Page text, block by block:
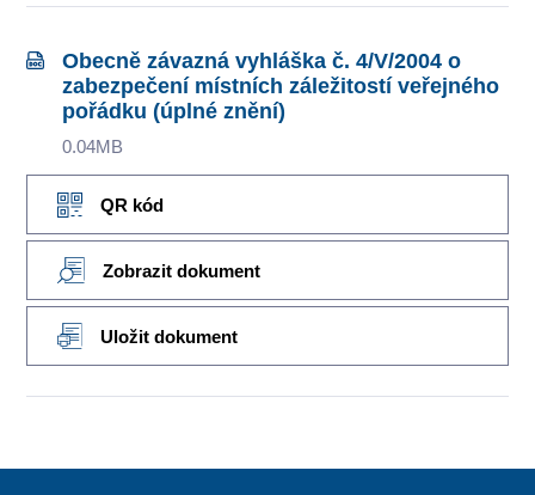
Obecně závazná vyhláška č. 4/V/2004 o
zabezpečení místních záležitostí veřejného
pořádku (úplné znění)
0.04MB
QR kód
Zobrazit dokument
Uložit dokument